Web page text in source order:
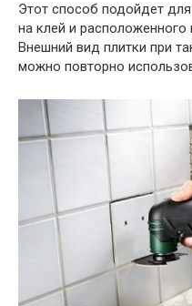
Этот способ подойдет
на клей и расположенного
Внешний вид плитки при
можно повторно